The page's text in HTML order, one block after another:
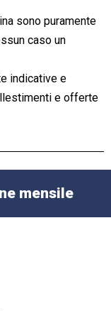
sono puramente
caso un
indicative e
e offerte
mensile